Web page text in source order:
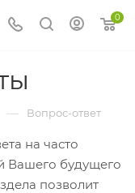
0
— Вопрос-ответ
на часто
Вашего будущего
позволит